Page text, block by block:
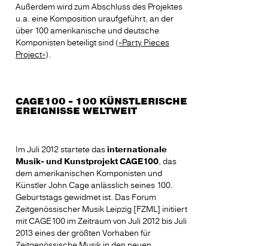
Außerdem wird zum Abschluss des Projektes
u.a. eine Komposition uraufgeführt, an der
über 100 amerikanische und deutsche
Komponisten beteiligt sind ( »Party Pieces
Project«).
CAGE100 - 100 KÜNSTLERISCHE
EREIGNISSE WELTWEIT
Im Juli 2012 startete das internationale
Musik- und Kunstprojekt CAGE100, das
dem amerikanischen Komponisten und
Künstler John Cage anlässlich seines 100.
Geburtstags gewidmet ist. Das Forum
Zeitgenössischer Musik Leipzig [FZML] initiiert
mit CAGE100 im Zeitraum von Juli 2012 bis Juli
2013 eines der größten Vorhaben für